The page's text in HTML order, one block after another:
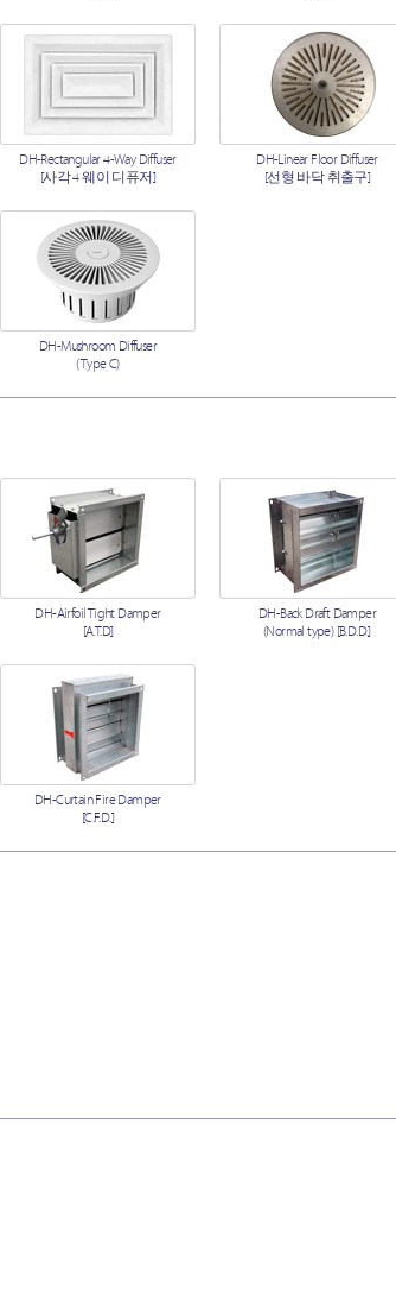
DH-Rectangular 4-Way Diffuser
[사각 4 웨이 디퓨저]
DH-Linear Floor Diffuser
[선형 바닥 취출구]
DH-Mushroom Diffuser
(Type C)
DH-Airfoil Tight Damper
[A.T.D]
DH-Back Draft Damper
(Normal type) [B.D.D.]
DH-Curtain Fire Damper
[C.F.D.]